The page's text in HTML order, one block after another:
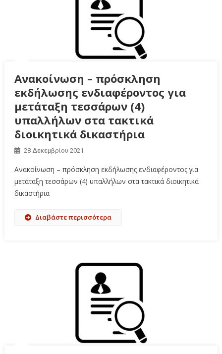
Ανακοίνωση – πρόσκληση
εκδήλωσης ενδιαφέροντος για
μετάταξη τεσσάρων (4)
υπαλλήλων στα τακτικά
διοικητικά δικαστήρια
28 Δεκεμβρίου 2021
Ανακοίνωση – πρόσκληση εκδήλωσης ενδιαφέροντος για
μετάταξη τεσσάρων (4) υπαλλήλων στα τακτικά διοικητικά
δικαστήρια
Διαβάστε περισσότερα